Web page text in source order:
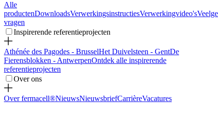
Alle
productenDownloadsVerwerkingsinstructiesVerwerkingvideo's
vragen
Inspirerende referentieprojecten
Athénée des Pagodes - BrusselHet Duivelsteen - GentDe
Fierensblokken - AntwerpenOntdek alle inspirerende
referentieprojecten
Over ons
Over fermacell®NieuwsNieuwsbriefCarrièreVacatures